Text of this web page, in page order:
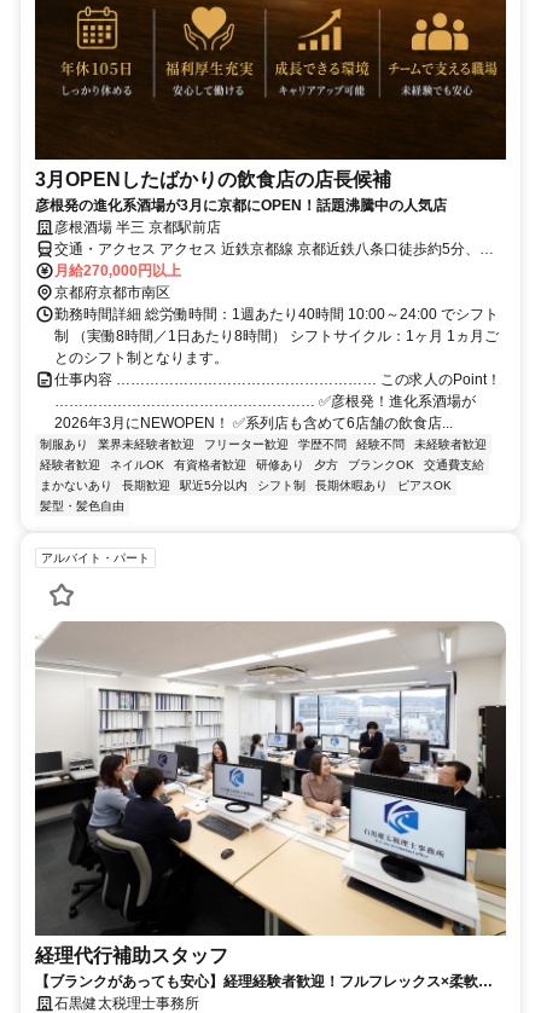
3月OPENしたばかりの飲食店の店長候補
彦根発の進化系酒場が3月に京都にOPEN！話題沸騰中の人気店
彦根酒場 半三 京都駅前店
交通・アクセス アクセス 近鉄京都線 京都近鉄八条口徒歩約5分、Ｊ
Ｒ山陰本線 京都八条西口徒歩約5分、ＪＲ奈良線 京都八条西口徒歩約
5分
月給270,000円以上
京都府京都市南区
勤務時間詳細 総労働時間：1週あたり40時間 10:00～24:00 でシフト
制 （実働8時間／1日あたり8時間） シフトサイクル：1ヶ月 1ヵ月ご
とのシフト制となります。
仕事内容 ……………………………………………… この求人のPoint！
……………………………………………… ✅彦根発！進化系酒場が
2026年3月にNEWOPEN！ ✅系列店も含めて6店舗の飲食店...
制服あり 業界未経験者歓迎 フリーター歓迎 学歴不問 経験不問
未経験者歓迎
経験者歓迎
ネイルOK 有資格者歓迎 研修あり 夕方 ブランクOK
交通費支給
まかないあり
長期歓迎 駅近5分以内 シフト制 長期休暇あり
ピアスOK
髪型・髪色自由
アルバイト・パート
経理代行補助スタッフ
【ブランクがあっても安心】経理経験者歓迎！フルフレックス×柔軟シ
フトで無理なく仕事復帰◎
石黒健太税理士事務所